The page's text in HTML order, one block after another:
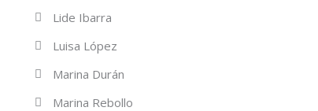
Lide Ibarra
Luisa López
Marina Durán
Marina Rebollo